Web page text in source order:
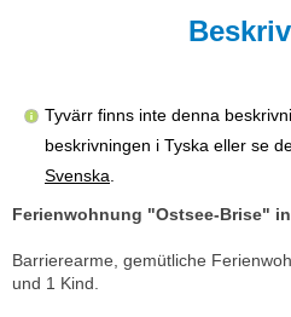
Tyvärr finns inte denna
beskrivningen i Tyska eller se
Svenska
Ferienwohnung "Ostsee-Brise"
Barrierearme, gemütliche
und 1 Kind.